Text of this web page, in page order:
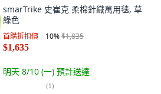
smarTrike 史崔克 柔棉針織萬用毯, 草
綠色
首購折扣價 10%$1,835
$1,635
明天 8/10 (一) 預計送達
(1)